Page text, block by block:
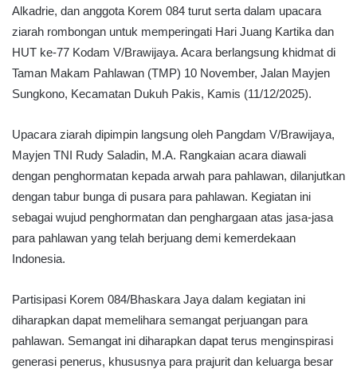
Alkadrie, dan anggota Korem 084 turut serta dalam upacara
ziarah rombongan untuk memperingati Hari Juang Kartika dan
HUT ke-77 Kodam V/Brawijaya. Acara berlangsung khidmat di
Taman Makam Pahlawan (TMP) 10 November, Jalan Mayjen
Sungkono, Kecamatan Dukuh Pakis, Kamis (11/12/2025).
Upacara ziarah dipimpin langsung oleh Pangdam V/Brawijaya,
Mayjen TNI Rudy Saladin, M.A. Rangkaian acara diawali
dengan penghormatan kepada arwah para pahlawan, dilanjutkan
dengan tabur bunga di pusara para pahlawan. Kegiatan ini
sebagai wujud penghormatan dan penghargaan atas jasa-jasa
para pahlawan yang telah berjuang demi kemerdekaan
Indonesia.
Partisipasi Korem 084/Bhaskara Jaya dalam kegiatan ini
diharapkan dapat memelihara semangat perjuangan para
pahlawan. Semangat ini diharapkan dapat terus menginspirasi
generasi penerus, khususnya para prajurit dan keluarga besar